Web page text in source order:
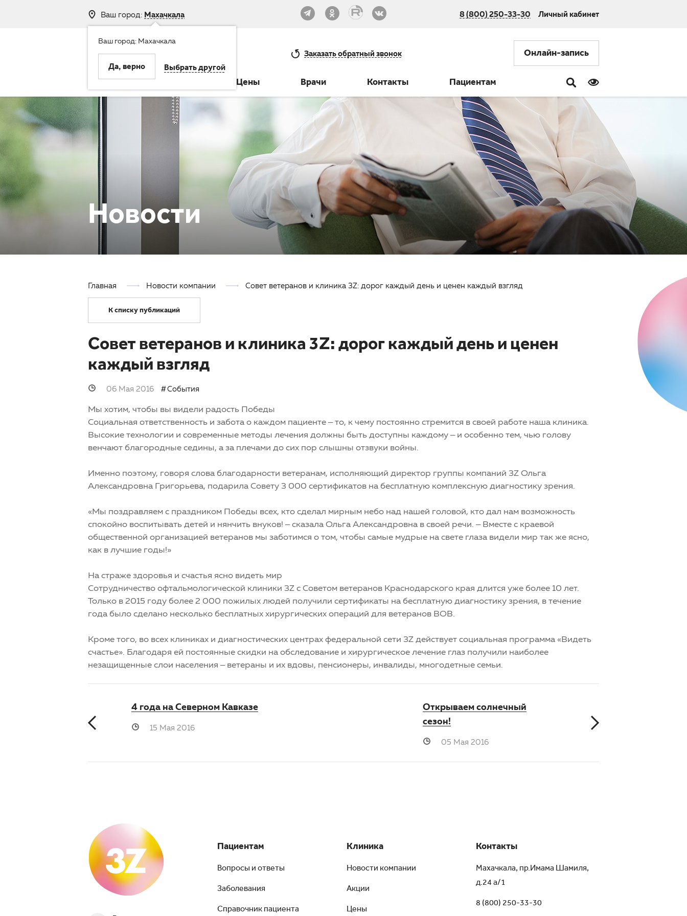
Ваш город: Махачкала
Ваш город: Махачкала
Да, верно Выбрать другой
8 (800) 250-33-30 Личный кабинет
Заказатьобратный звонок Онлайн-запись
Цены Врачи Контакты Пациентам
Новости
Главная Новости компании Совет ветеранов и клиника 3Z: дорог каждый день и ценен каждый взгляд
К списку публикаций
Совет ветеранов и клиника 3Z: дорог каждый день и ценен
каждый взгляд
06 Мая 2016 События
Мы хотим, чтобы вы видели радость Победы
Социальная ответственность и забота о каждом пациенте – то, к чему постоянно стремится в своей работе наша клиника.
Высокие технологии и современные методы лечения должны быть доступны каждому – и особенно тем, чью голову
венчают благородные седины, а за плечами до сих пор слышны отзвуки войны.
Именно поэтому, говоря слова благодарности ветеранам, исполняющий директор группы компаний 3Z Ольга
Александровна Григорьева, подарила Совету 3 000 сертификатов на бесплатную комплексную диагностику зрения.
«Мы поздравляем с праздником Победы всех, кто сделал мирным небо над нашей головой, кто дал нам возможность
спокойно воспитывать детей и нянчить внуков! – сказала Ольга Александровна в своей речи. – Вместе с краевой
общественной организацией ветеранов мы заботимся о том, чтобы самые мудрые на свете глаза видели мир так же ясно,
как в лучшие годы!»
На страже здоровья и счастья ясно видеть мир
Сотрудничество офтальмологической клиники 3Z с Советом ветеранов Краснодарского края длится уже более 10 лет.
Только в 2015 году более 2 000 пожилых людей получили сертификаты на бесплатную диагностику зрения, в течение
года было сделано несколько бесплатных хирургических операций для ветеранов ВОВ.
Кроме того, во всех клиниках и диагностических центрах федеральной сети 3Z действует социальная программа «Видеть
счастье». Благодаря ей постоянные скидки на обследование и хирургическое лечение глаз получили наиболее
незащищенные слои населения – ветераны и их вдовы, пенсионеры, инвалиды, многодетные семьи.
4 года на Северном Кавказе
15 Мая 2016
Открываем солнечный
сезон!
05 Мая 2016
Пациентам
Вопросы и ответы
Заболевания
Справочник пациента
Клиника
Новости компании
Акции
Цены
Контакты
Махачкала, пр.Имама Шамиля,
д.24 а/1
8 (800) 250-33-30